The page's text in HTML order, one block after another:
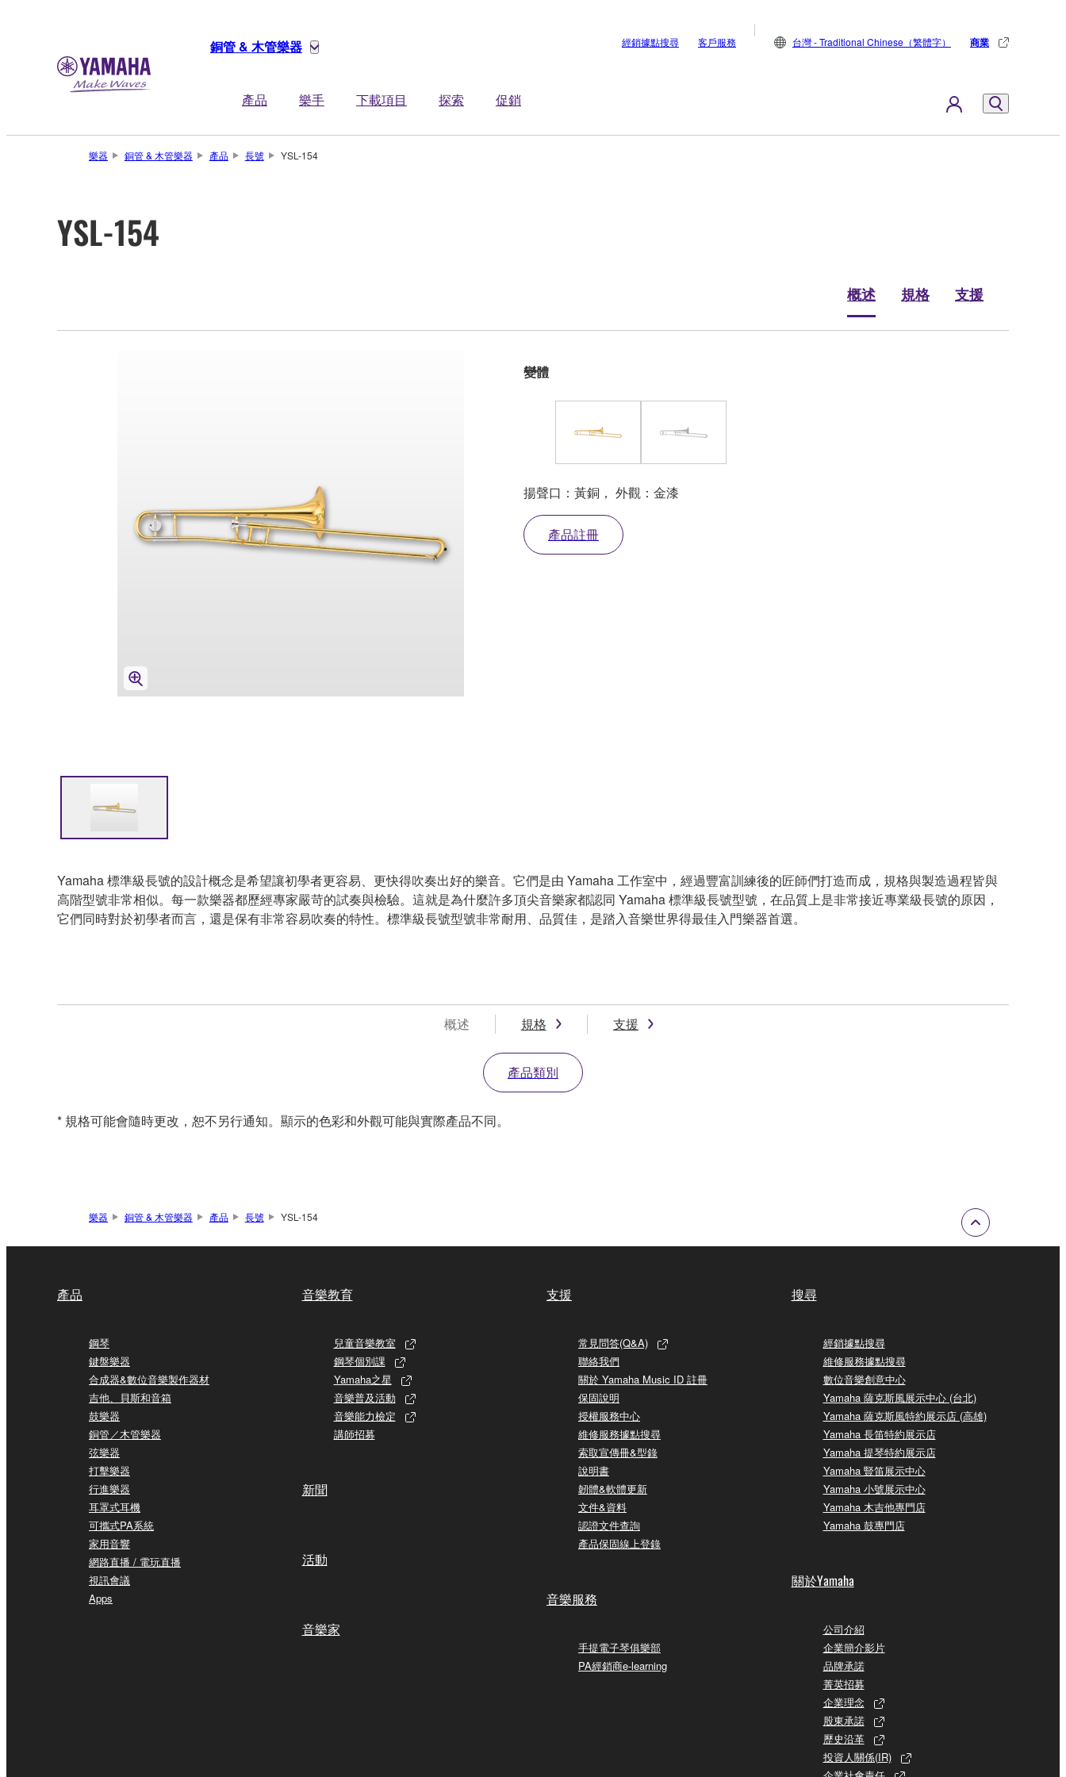
銅管 & 木管樂器
產品 樂手 下載項目 探索 促銷
經銷據點搜尋 客戶服務 台灣 - Traditional Chinese（繁體字） 商業
樂器 銅管 & 木管樂器 產品 長號 YSL-154
YSL-154
概述 規格 支援
變體
揚聲口：黃銅， 外觀：金漆
產品註冊
Yamaha 標準級長號的設計概念是希望讓初學者更容易、更快得吹奏出好的樂音。它們是由 Yamaha 工作室中，經過豐富訓練後的匠師們打造而成，規格與製造過程皆與
高階型號非常相似。每一款樂器都歷經專家嚴苛的試奏與檢驗。這就是為什麼許多頂尖音樂家都認同 Yamaha 標準級長號型號，在品質上是非常接近專業級長號的原因，
它們同時對於初學者而言，還是保有非常容易吹奏的特性。標準級長號型號非常耐用、品質佳，是踏入音樂世界得最佳入門樂器首選。
概述 規格 支援
產品類別
* 規格可能會隨時更改，恕不另行通知。顯示的色彩和外觀可能與實際產品不同。
樂器 銅管 & 木管樂器 產品 長號 YSL-154
產品
鋼琴
鍵盤樂器
合成器&數位音樂製作器材
吉他、貝斯和音箱
鼓樂器
銅管／木管樂器
弦樂器
打擊樂器
行進樂器
耳罩式耳機
可攜式PA系統
家用音響
網路直播 / 電玩直播
視訊會議
Apps
音樂教育
兒童音樂教室
鋼琴個別課
Yamaha之星
音樂普及活動
音樂能力檢定
講師招募
新聞
活動
音樂家
支援
常見問答(Q&A)
聯絡我們
關於 Yamaha Music ID 註冊
保固說明
授權服務中心
維修服務據點搜尋
索取宣傳冊&型錄
說明書
韌體&軟體更新
文件&資料
認證文件查詢
產品保固線上登錄
音樂服務
手提電子琴俱樂部
PA經銷商e-learning
搜尋
經銷據點搜尋
維修服務據點搜尋
數位音樂創意中心
Yamaha 薩克斯風展示中心 (台北)
Yamaha 薩克斯風特約展示店 (高雄)
Yamaha 長笛特約展示店
Yamaha 提琴特約展示店
Yamaha 豎笛展示中心
Yamaha 小號展示中心
Yamaha 木吉他專門店
Yamaha 鼓專門店
關於Yamaha
公司介紹
企業簡介影片
品牌承諾
菁英招募
企業理念
股東承諾
歷史沿革
投資人關係(IR)